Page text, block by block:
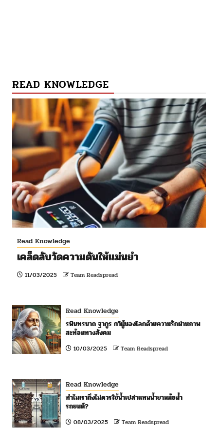
READ KNOWLEDGE
Read Knowledge
เคล็ดลับวัดความดันให้แม่นยำ
11/03/2025 Team Readspread
Read Knowledge
รพินทรนาถ ฐากูร กวีผู้มองโลกด้วยความรักผ่านภาพ
สะท้อนทางสังคม
10/03/2025 Team Readspread
Read Knowledge
ทำไมเราถึงไม่ควรใช้น้ำเปล่าแทนน้ำยาหม้อน้ำ
รถยนต์?
08/03/2025 Team Readspread